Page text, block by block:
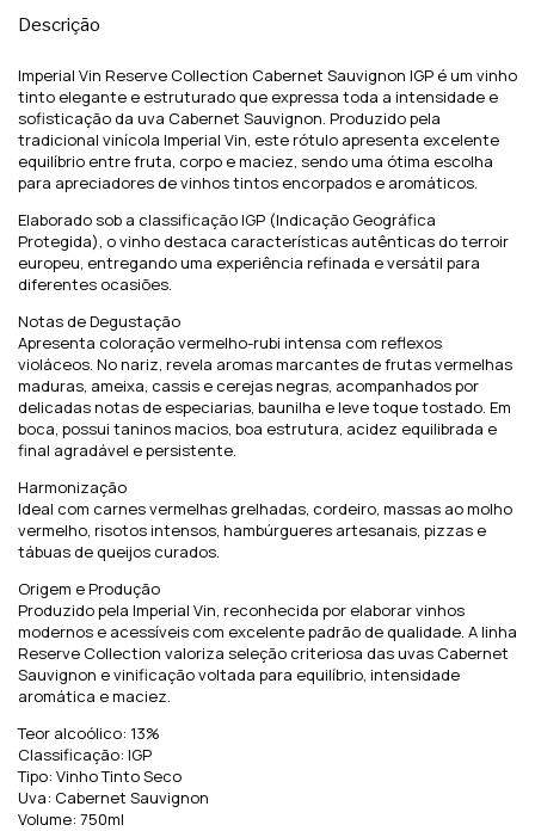
Descrição
Imperial Vin Reserve Collection Cabernet Sauvignon IGP é um vinho
tinto elegante e estruturado que expressa toda a intensidade e
sofisticação da uva Cabernet Sauvignon. Produzido pela
tradicional vinícola Imperial Vin, este rótulo apresenta excelente
equilíbrio entre fruta, corpo e maciez, sendo uma ótima escolha
para apreciadores de vinhos tintos encorpados e aromáticos.
Elaborado sob a classificação IGP (Indicação Geográfica
Protegida), o vinho destaca características autênticas do terroir
europeu, entregando uma experiência refinada e versátil para
diferentes ocasiões.
Notas de Degustação
Apresenta coloração vermelho-rubi intensa com reflexos
violáceos. No nariz, revela aromas marcantes de frutas vermelhas
maduras, ameixa, cassis e cerejas negras, acompanhados por
delicadas notas de especiarias, baunilha e leve toque tostado. Em
boca, possui taninos macios, boa estrutura, acidez equilibrada e
final agradável e persistente.
Harmonização
Ideal com carnes vermelhas grelhadas, cordeiro, massas ao molho
vermelho, risotos intensos, hambúrgueres artesanais, pizzas e
tábuas de queijos curados.
Origem e Produção
Produzido pela Imperial Vin, reconhecida por elaborar vinhos
modernos e acessíveis com excelente padrão de qualidade. A linha
Reserve Collection valoriza seleção criteriosa das uvas Cabernet
Sauvignon e vinificação voltada para equilíbrio, intensidade
aromática e maciez.
Teor alcoólico: 13%
Classificação: IGP
Tipo: Vinho Tinto Seco
Uva: Cabernet Sauvignon
Volume: 750ml